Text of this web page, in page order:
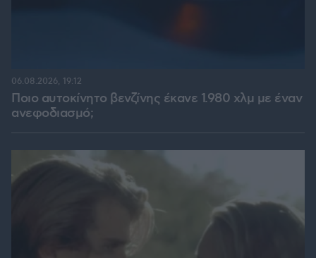
Ποιο αυτοκίνητο βενζίνης έκανε 1.980 χλμ με έναν
ανεφοδιασμό;
06.08.2026, 19:12